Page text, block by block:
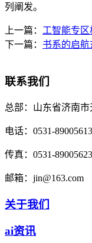
列阐发。
上一篇： 工智能专区
下一篇： 书系的启
联系我们
总部： 山东省济南市
电话： 0531-89005613
传真： 0531-89005623
邮箱： jin@163.com
关于我们
ai资讯